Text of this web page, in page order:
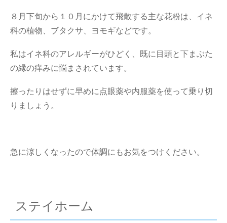
８月下旬から１０月にかけて飛散する主な花粉は、イネ
科の植物、ブタクサ、ヨモギなどです。
私はイネ科のアレルギーがひどく、既に目頭と下まぶた
の縁の痒みに悩まされています。
擦ったりはせずに早めに点眼薬や内服薬を使って乗り切
りましょう。
急に涼しくなったので体調にもお気をつけください。
ステイホーム